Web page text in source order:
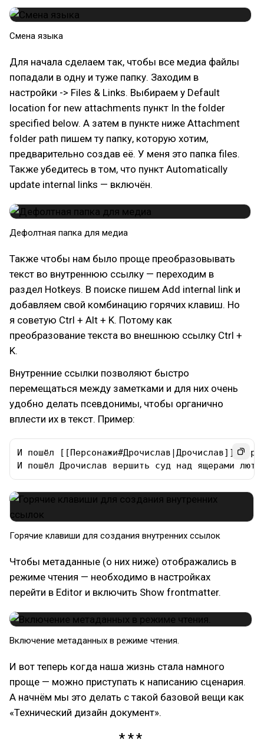
Смена языка
Для начала сделаем так, чтобы все медиа файлы
попадали в одну и туже папку. Заходим в
настройки -> Files & Links. Выбираем у Default
location for new attachments пункт In the folder
specified below. А затем в пункте ниже Attachment
folder path пишем ту папку, которую хотим,
предварительно создав её. У меня это папка files.
Также убедитесь в том, что пункт Automatically
update internal links — включён.
Дефолтная папка для медиа
Также чтобы нам было проще преобразовывать
текст во внутреннюю ссылку — переходим в
раздел Hotkeys. В поиске пишем Add internal link и
добавляем свой комбинацию горячих клавиш. Но
я советую Ctrl + Alt + K. Потому как
преобразование текста во внешнюю ссылку Ctrl +
K.
Внутренние ссылки позволяют быстро
перемещаться между заметками и для них очень
удобно делать псевдонимы, чтобы органично
вплести их в текст. Пример:
И пошёл [[Персонажи#Дрочислав|Дрочислав]]
И пошёл Дрочислав вершить суд над ящерами
Горячие клавиши для создания внутренних ссылок
Чтобы метаданные (о них ниже) отображались в
режиме чтения — необходимо в настройках
перейти в Editor и включить Show frontmatter.
Включение метаданных в режиме чтения.
И вот теперь когда наша жизнь стала намного
проще — можно приступать к написанию сценария.
А начнём мы это делать с такой базовой вещи как
«Технический дизайн документ».